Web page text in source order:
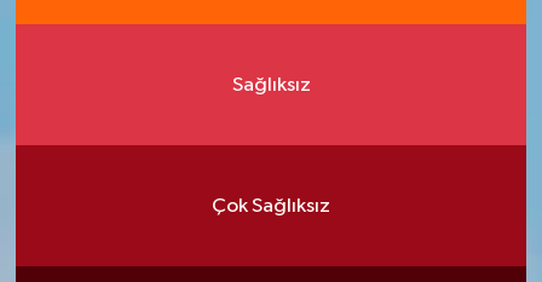
Sağlıksız
Çok Sağlıksız